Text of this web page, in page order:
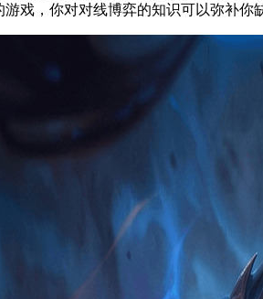
戏，你对对线博弈的知识可以弥补你